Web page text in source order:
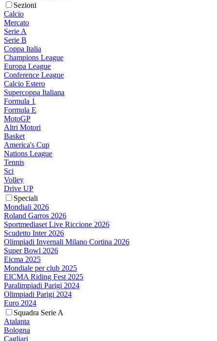
Sezioni
Calcio
Mercato
Serie A
Serie B
Coppa Italia
Champions League
Europa League
Conference League
Calcio Estero
Supercoppa Italiana
Formula 1
Formula E
MotoGP
Altri Motori
Basket
America's Cup
Nations League
Tennis
Sci
Volley
Drive UP
Speciali
Mondiali 2026
Roland Garros 2026
Sportmediaset Live Riccione 2026
Scudetto Inter 2026
Olimpiadi Invernali Milano Cortina 2026
Super Bowl 2026
Eicma 2025
Mondiale per club 2025
EICMA Riding Fest 2025
Paralimpiadi Parigi 2024
Olimpiadi Parigi 2024
Euro 2024
Squadra Serie A
Atalanta
Bologna
Cagliari